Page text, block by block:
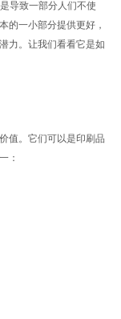
导致一部分人们不使
的一小部分提供更好，
力。让我们看看它是如
值。它们可以是印刷品
：